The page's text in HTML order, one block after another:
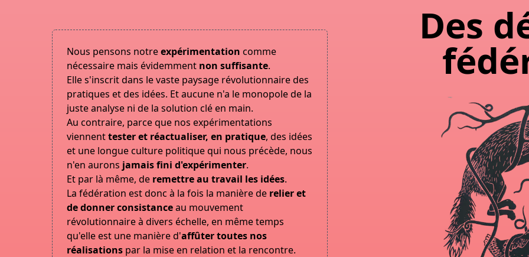
Nous pensons notreexpérimentation comme
nécessaire mais évidemment non suffisante.
Elle s'inscrit dans le vaste paysage révolutionnaire des
pratiques et des idées. Et aucune n'a le monopole de la
juste analyse ni de la solution clé en main.
Au contraire, parce que nos expérimentations
viennenttester et réactualiser, en pratique, des idées
et une longue culture politique qui nous précède, nous
n'en aurons jamais fini d'expérimenter.
Et par là même, de remettre au travail les idées.
La fédération est donc à la fois la manière de relier et
de donner consistanceau mouvement
révolutionnaire à divers échelle, en même temps
qu'elle est une manière d'affûter toutes nos
réalisations par la mise en relation et la rencontre.
Des